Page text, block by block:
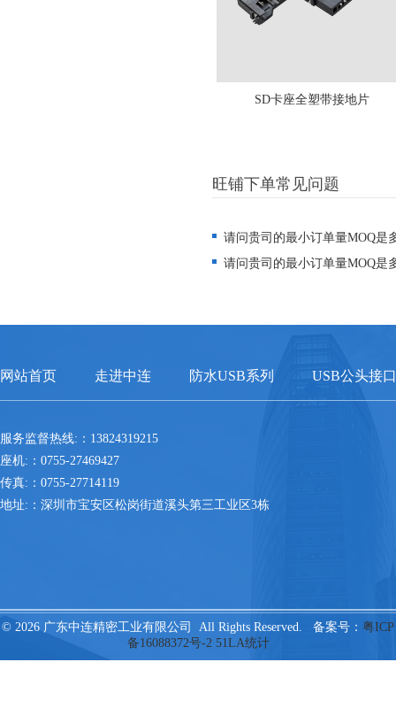
SD卡座全塑带接地片
旺铺下单常见问题
请问贵司的最小订单量MOQ是
请问贵司的最小订单量MOQ是
网站首页 走进中连 防水USB系列 USB公头接口
服务监督热线:：13824319215
座机:：0755-27469427
传真:：0755-27714119
地址:：深圳市宝安区松岗街道溪头第三工业区3栋
© 2026 广东中连精密工业有限公司 All Rights Reserved. 备案号： 粤ICP
备16088372号-2 51LA统计